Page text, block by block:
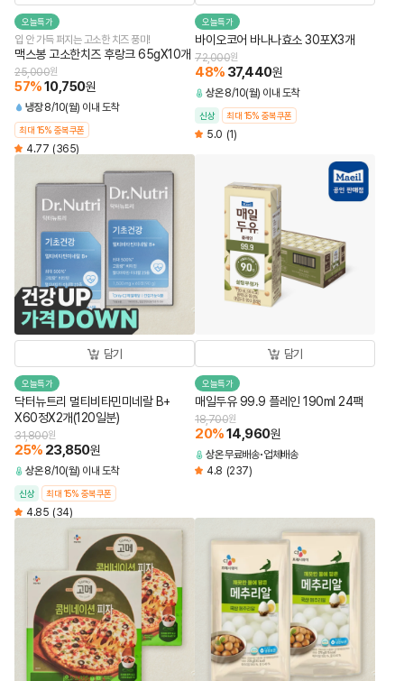
오늘특가
입 안 가득 퍼지는 고소한 치즈 풍미!
맥스봉 고소한치즈 후랑크 65gX10개
25,000원
57%10,750원
냉장 8/10(월) 이내 도착
최대 15% 중복쿠폰
4.77 (365)
오늘특가
바이오코어 바나나효소 30포X3개
72,000원
48% 37,440원
상온 8/10(월) 이내 도착
신상 최대 15% 중복쿠폰
5.0 (1)
담기
오늘특가
닥터뉴트리 멀티비타민미네랄 B+
X60정X2개(120일분)
31,800원
25% 23,850원
상온 8/10(월) 이내 도착
신상 최대 15% 중복쿠폰
4.85 (34)
담기
오늘특가
매일두유 99.9 플레인 190ml 24팩
18,700원
20%14,960원
상온무료배송 업체배송
4.8 (237)